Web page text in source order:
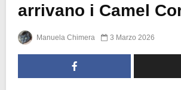
arrivano i Camel
Manuela Chimera 3 Marzo 2026